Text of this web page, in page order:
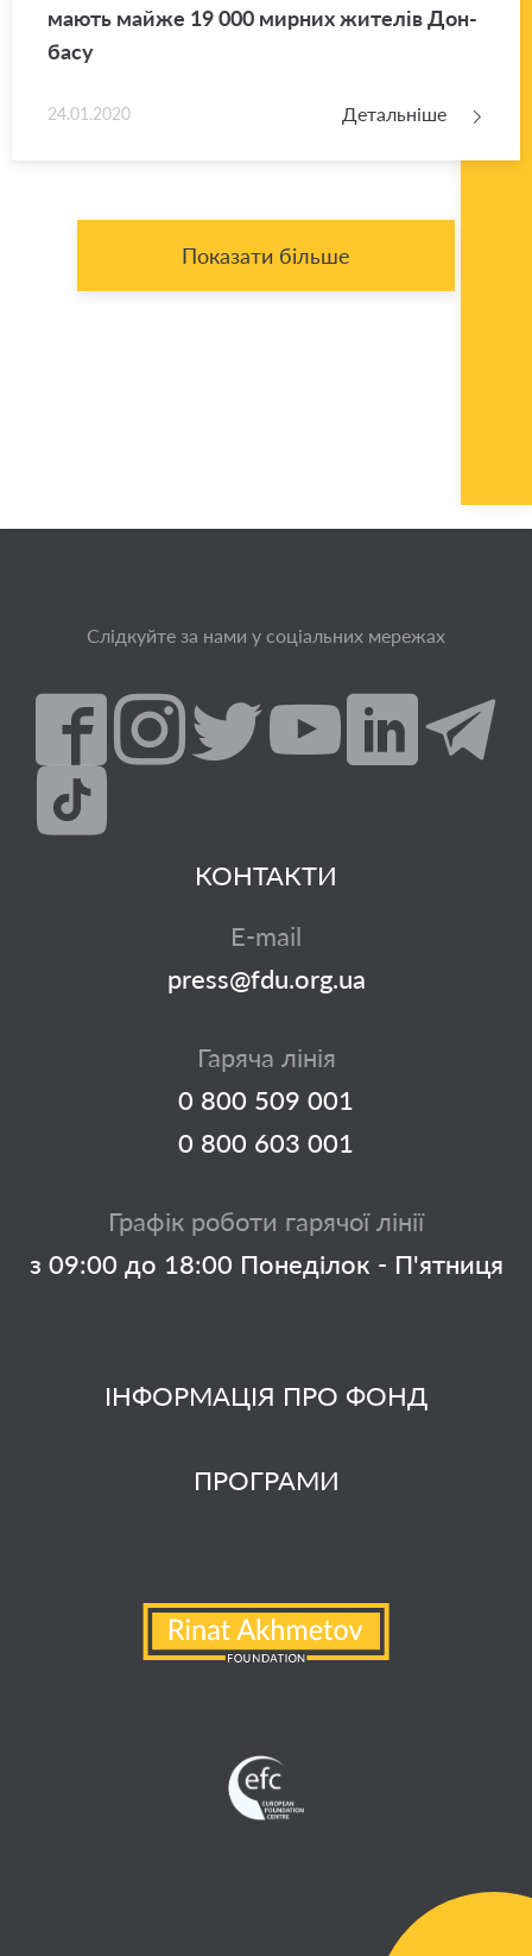
ма­ють майже 19 000 мир­них жи­те­лів Дон­
ба­су
24.01.2020 Детальніше
Показати більше
Слідкуйте за нами у соціальних мережах
ІНФОРМАЦІЯ ПРО ФОНД
ПРОГРАМИ
КОНТАКТИ
E-mail
press@fdu.org.ua
Гаряча лінія
0 800 509 001
0 800 603 001
Графік роботи гарячої лінії
з 09:00 до 18:00 Понеділок - П'ятниця